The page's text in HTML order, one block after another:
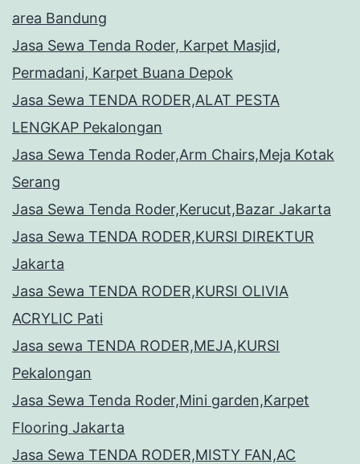
area Bandung
Jasa Sewa Tenda Roder, Karpet Masjid,
Permadani, Karpet Buana Depok
Jasa Sewa TENDA RODER,ALAT PESTA
LENGKAP Pekalongan
Jasa Sewa Tenda Roder,Arm Chairs,Meja Kotak
Serang
Jasa Sewa Tenda Roder,Kerucut,Bazar Jakarta
Jasa Sewa TENDA RODER,KURSI DIREKTUR
Jakarta
Jasa Sewa TENDA RODER,KURSI OLIVIA
ACRYLIC Pati
Jasa sewa TENDA RODER,MEJA,KURSI
Pekalongan
Jasa Sewa Tenda Roder,Mini garden,Karpet
Flooring Jakarta
Jasa Sewa TENDA RODER,MISTY FAN,AC